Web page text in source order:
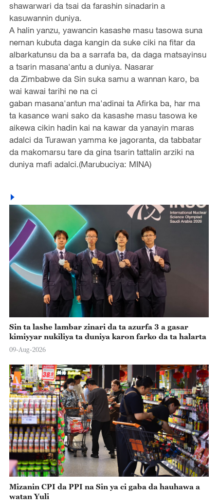
shawarwari da tsai da farashin sinadarin a
kasuwannin duniya.
A halin yanzu, yawancin kasashe masu tasowa suna
neman kubuta daga kangin da suke ciki na fitar da
albarkatunsu da ba a sarrafa ba, da daga matsayinsu
a tsarin masana'antu a duniya. Nasarar
da Zimbabwe da Sin suka samu a wannan karo, ba
wai kawai tarihi ne na ci
gaban masana'antun ma'adinai ta Afirka ba, har ma
ta kasance wani sako da kasashe masu tasowa ke
aikewa cikin hadin kai na kawar da yanayin maras
adalci da Turawan yamma ke jagoranta, da tabbatar
da makomarsu tare da gina tsarin tattalin arziki na
duniya mafi adalci.(Marubuciya: MINA)
Sin ta lashe lambar zinari da ta azurfa 3 a gasar
kimiyyar nukiliya ta duniya karon farko da ta halarta
09-Aug-2026
Mizanin CPI da PPI na Sin ya ci gaba da hauhawa a
watan Yuli